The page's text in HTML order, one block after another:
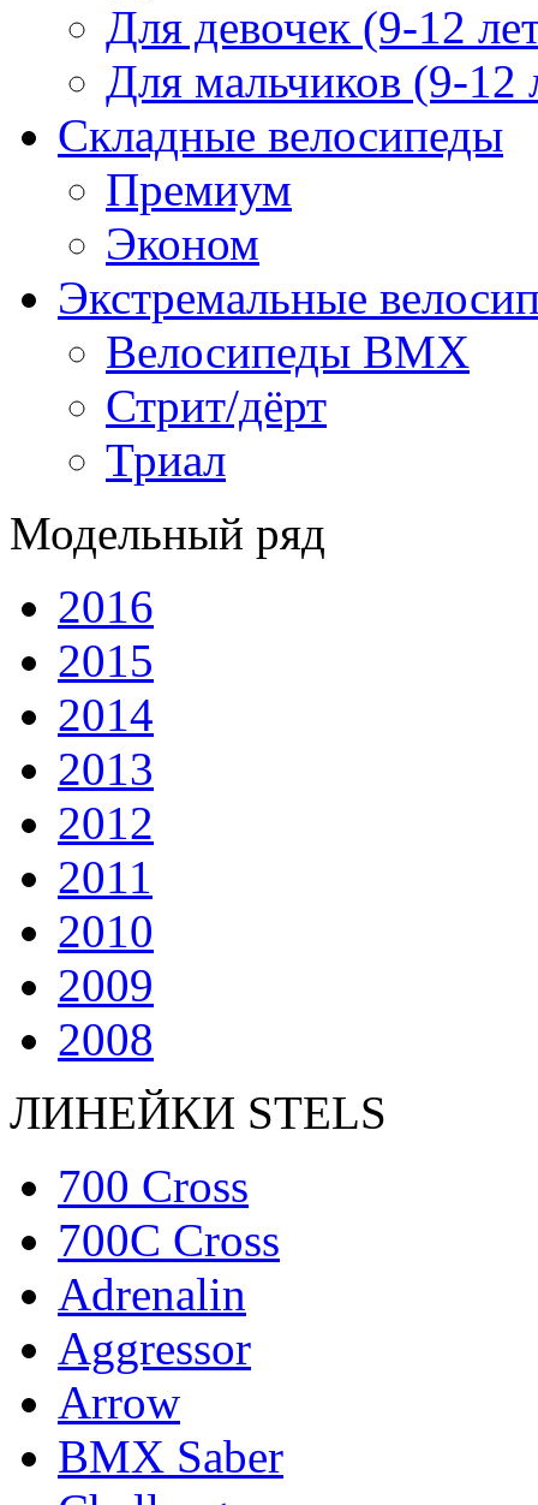
Для девочек (9-12
Для мальчиков (9-12
Складные велосипеды
Премиум
Эконом
Экстремальные
Велосипеды BMX
Стрит/дёрт
Триал
Модельный ряд
2016
2015
2014
2013
2012
2011
2010
2009
2008
ЛИНЕЙКИ STELS
700 Cross
700C Cross
Adrenalin
Aggressor
Arrow
BMX Saber